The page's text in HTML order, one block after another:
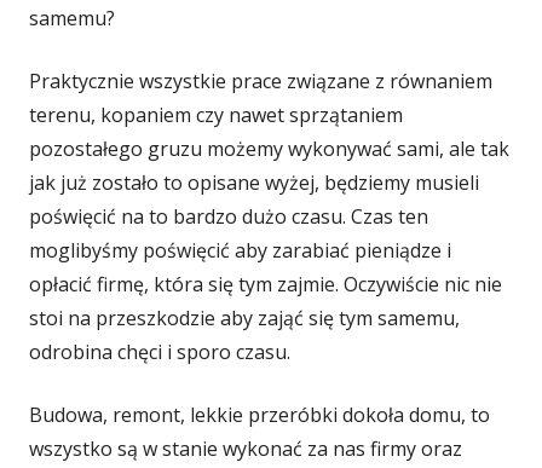
samemu?
Praktycznie wszystkie prace związane z równaniem
terenu, kopaniem czy nawet sprzątaniem
pozostałego gruzu możemy wykonywać sami, ale tak
jak już zostało to opisane wyżej, będziemy musieli
poświęcić na to bardzo dużo czasu. Czas ten
moglibyśmy poświęcić aby zarabiać pieniądze i
opłacić firmę, która się tym zajmie. Oczywiście nic nie
stoi na przeszkodzie aby zająć się tym samemu,
odrobina chęci i sporo czasu.
Budowa, remont, lekkie przeróbki dokoła domu, to
wszystko są w stanie wykonać za nas firmy oraz